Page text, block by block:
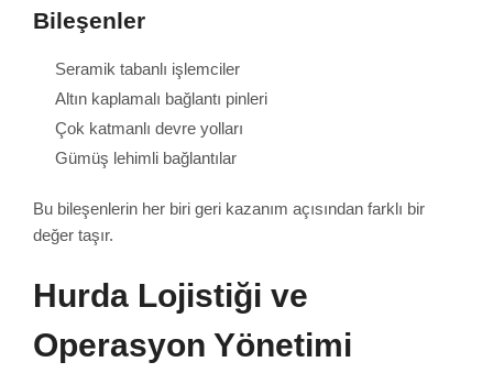
Bileşenler
Seramik tabanlı işlemciler
Altın kaplamalı bağlantı pinleri
Çok katmanlı devre yolları
Gümüş lehimli bağlantılar
Bu bileşenlerin her biri geri kazanım açısından farklı bir
değer taşır.
Hurda Lojistiği ve
Operasyon Yönetimi